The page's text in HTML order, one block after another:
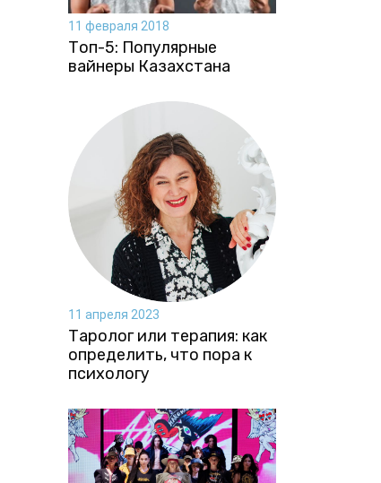
11 февраля 2018
Топ-5: Популярные
вайнеры Казахстана
11 апреля 2023
Таролог или терапия: как
определить, что пора к
психологу